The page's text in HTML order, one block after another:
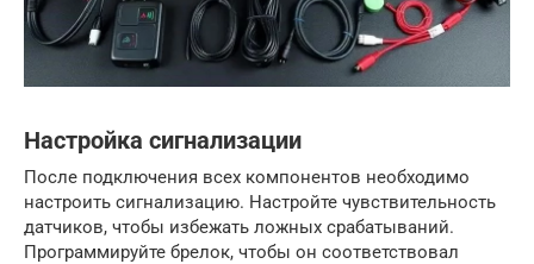
Настройка сигнализации
После подключения всех компонентов необходимо
настроить сигнализацию. Настройте чувствительность
датчиков, чтобы избежать ложных срабатываний.
Программируйте брелок, чтобы он соответствовал